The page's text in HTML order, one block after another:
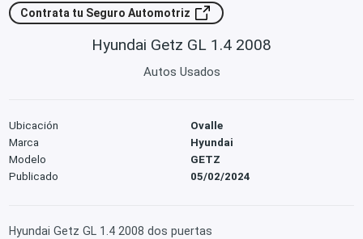
Contrata tu Seguro Automotriz
Hyundai Getz GL 1.4 2008
Autos Usados
Ubicación
Ovalle
Marca
Hyundai
Modelo
GETZ
Publicado
05/02/2024
Hyundai Getz GL 1.4 2008 dos puertas